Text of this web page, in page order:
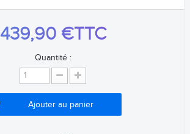
439,90 €TTC
Quantité :
Ajouter au panier